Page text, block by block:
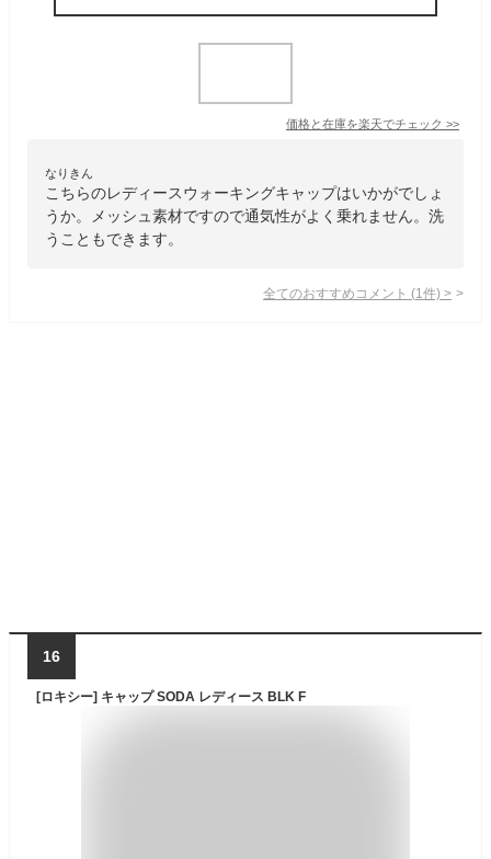
価格と在庫を楽天でチェック >>
なりきん
こちらのレディースウォーキングキャップはいかがでしょ
うか。メッシュ素材ですので通気性がよく乗れません。洗
うこともできます。
全てのおすすめコメント (1 件) >
16
[ロキシー] キャップ SODA レディース BLK F